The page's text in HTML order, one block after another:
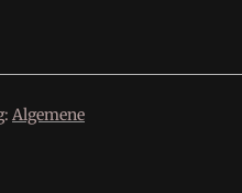
Algemene